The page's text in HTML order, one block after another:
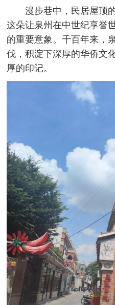
漫步巷中，民居屋顶
这朵让泉州在中世纪享誉
的重要意象。千百年来，
伐，积淀下深厚的华侨文
厚的印记。